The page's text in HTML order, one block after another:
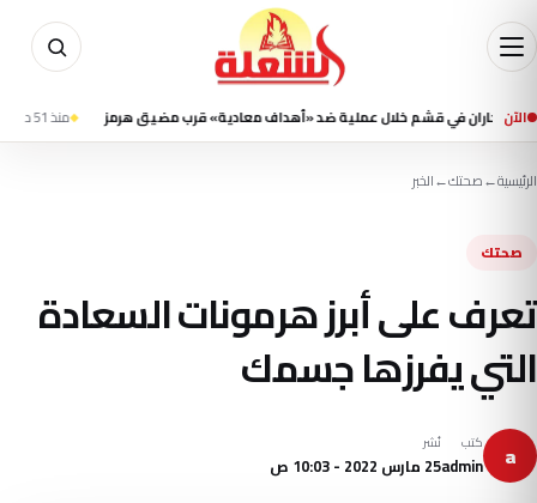
الآنفي قشم خلال عملية ضد «أهداف معادية» قرب مضيق هرمز منذ 51 دقيقة إعلام
الرئيسية←صحتك←الخبر
صحتك
تعرف على أبرز هرمونات السعادة
التي يفرزها جسمك
a كتب
admin
نُشر
25 مارس 2022 - 10:03 ص